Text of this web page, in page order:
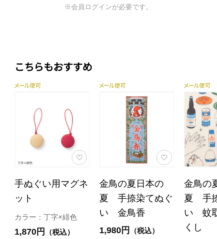
※会員ログインが必要です。
こちらもおすすめ
手ぬぐい用マグネ
ット
カラー：丁字×緋色
1,870円 （税込）
金鳥の夏日本の
夏 手捺染てぬぐ
い 金鳥香
1,980円 （税込）
金鳥の
夏 手
い 蚊
くし